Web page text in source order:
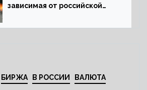
зависимая от российской
БИРЖА В РОССИИ ВАЛЮТА